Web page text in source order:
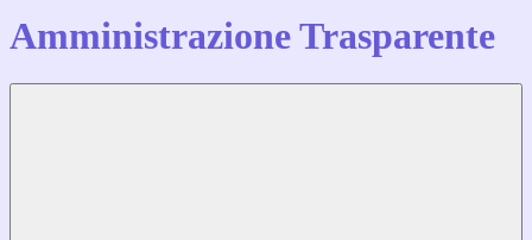
Amministrazione Trasparente